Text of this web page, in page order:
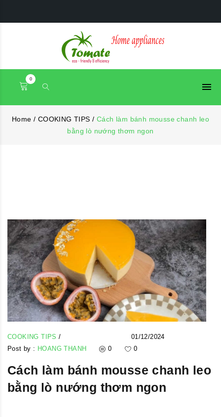
0
Home/ COOKING TIPS/ Cách làm bánh mousse chanh leo
bằng lò nướng thơm ngon
COOKING TIPS/
01/12/2024
Post by : HOANG THANH 0 0
Cách làm bánh mousse chanh leo
bằng lò nướng thơm ngon